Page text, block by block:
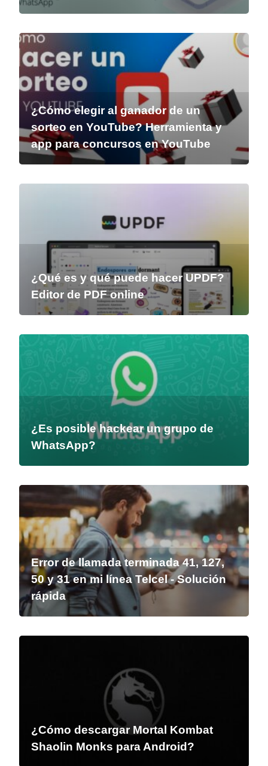
¿Cómo elegir al ganador de un
sorteo en YouTube? Herramienta y
app para concursos en YouTube
¿Qué es y qué puede hacer UPDF?
Editor de PDF online
¿Es posible hackear un grupo de
WhatsApp?
Error de llamada terminada 41, 127,
50 y 31 en mi línea Telcel - Solución
rápida
¿Cómo descargar Mortal Kombat
Shaolin Monks para Android?